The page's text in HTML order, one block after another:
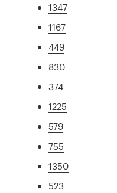
1347
1167
449
830
374
1225
579
755
1350
523